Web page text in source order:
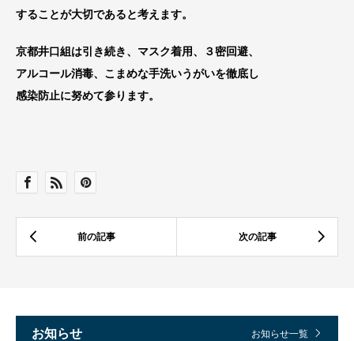
することが大切であると考えます。
京都井口組は引き続き、マスク着用、３密回避、
アルコール消毒、こまめな手洗いうがいを徹底し
感染防止に努めて参ります。
お知らせ お知らせ一覧